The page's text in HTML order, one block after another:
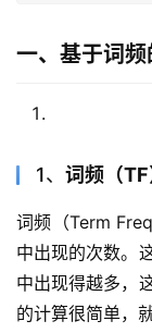
一、基于词频
1、 词频（TF
词频（Term
中出现的次数。
中出现得越多，
的计算很简单，